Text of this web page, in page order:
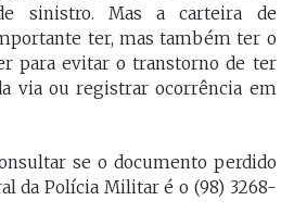
sinistro. Mas a carteira de
ter, mas também ter o
para evitar o transtorno de ter
via ou registrar ocorrência em
se o documento perdido
da Polícia Militar é o (98) 3268-